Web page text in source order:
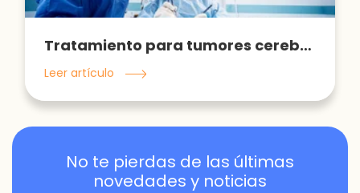
Tratamiento para tumores cerebrales: ¿Cuál es el correcto?
Leer artículo
No te pierdas de las últimas
novedades y noticias